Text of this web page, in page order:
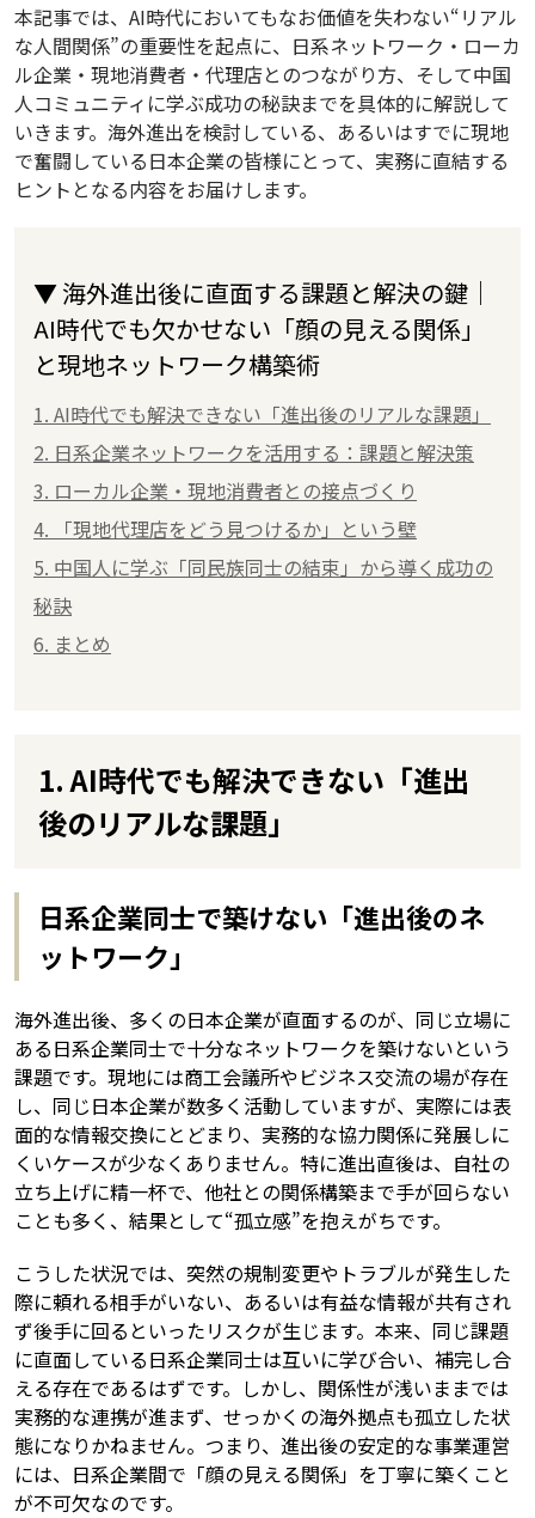
本記事では、AI時代においてもなお価値を失わない“リアル
な人間関係”の重要性を起点に、日系ネットワーク・ローカ
ル企業・現地消費者・代理店とのつながり方、そして中国
人コミュニティに学ぶ成功の秘訣までを具体的に解説して
いきます。海外進出を検討している、あるいはすでに現地
で奮闘している日本企業の皆様にとって、実務に直結する
ヒントとなる内容をお届けします。
▼ 海外進出後に直面する課題と解決の鍵｜
AI時代でも欠かせない「顔の見える関係」
と現地ネットワーク構築術
1. AI時代でも解決できない「進出後のリアルな課題」
2. 日系企業ネットワークを活用する：課題と解決策
3. ローカル企業・現地消費者との接点づくり
4. 「現地代理店をどう見つけるか」という壁
5. 中国人に学ぶ「同民族同士の結束」から導く成功の
秘訣
6. まとめ
1. AI時代でも解決できない「進出
後のリアルな課題」
日系企業同士で築けない「進出後のネ
ットワーク」
海外進出後、多くの日本企業が直面するのが、同じ立場に
ある日系企業同士で十分なネットワークを築けないという
課題です。現地には商工会議所やビジネス交流の場が存在
し、同じ日本企業が数多く活動していますが、実際には表
面的な情報交換にとどまり、実務的な協力関係に発展しに
くいケースが少なくありません。特に進出直後は、自社の
立ち上げに精一杯で、他社との関係構築まで手が回らない
ことも多く、結果として“孤立感”を抱えがちです。
こうした状況では、突然の規制変更やトラブルが発生した
際に頼れる相手がいない、あるいは有益な情報が共有され
ず後手に回るといったリスクが生じます。本来、同じ課題
に直面している日系企業同士は互いに学び合い、補完し合
える存在であるはずです。しかし、関係性が浅いままでは
実務的な連携が進まず、せっかくの海外拠点も孤立した状
態になりかねません。つまり、進出後の安定的な事業運営
には、日系企業間で「顔の見える関係」を丁寧に築くこと
が不可欠なのです。